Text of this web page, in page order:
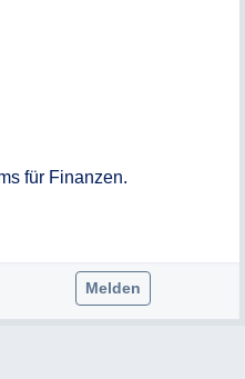
werden.
einzelnen
für Finanzen.
Melden